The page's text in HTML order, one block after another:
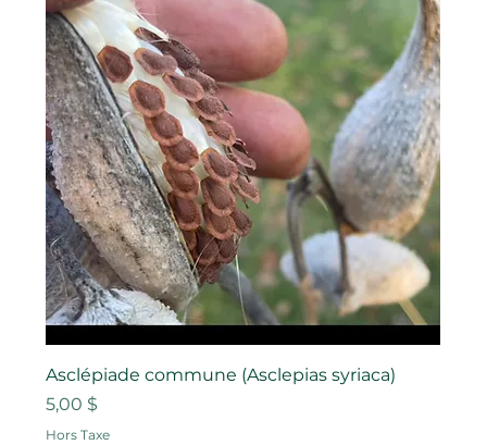
Asclépiade commune (Asclepias syriaca)
Prix
5,00 $
Hors Taxe